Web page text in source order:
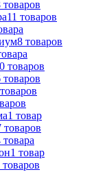
товаров
11 товаров
8 товаров
0 товаров
товаров
товаров
1 товар
товаров
товара
1 товар
товаров